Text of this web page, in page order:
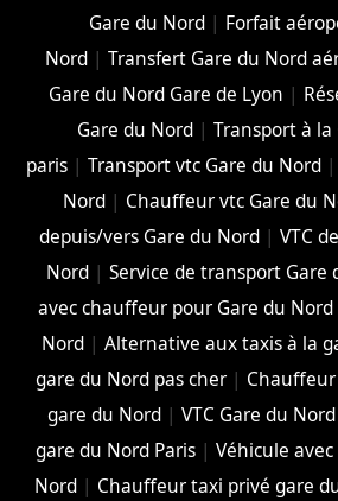
Gare du Nord| Forfait
Nord |Transfert Gare du Nord
Gare du Nord Gare de Lyon |
Gare du Nord |Transport à
paris| Transport vtc Gare du Nord|
Nord| Chauffeur vtc Gare du
depuis/vers Gare du Nord |VTC
Nord| Service de transport Gare
avec chauffeur pour Gare du Nord
Nord| Alternative aux taxis à la
gare du Nord pas cher|
gare du Nord| VTC Gare du
gare du Nord Paris |Véhicule
Nord | Chauffeur taxi privé gare